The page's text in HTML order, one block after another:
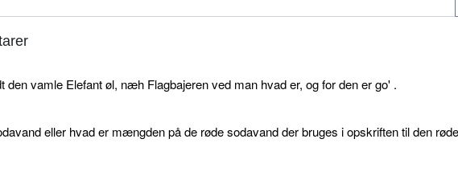
den vamle Elefant øl, næh Flagbajeren ved man hvad er, og for den er go' .
eller hvad er mængden på de røde sodavand der bruges i opskriften til den